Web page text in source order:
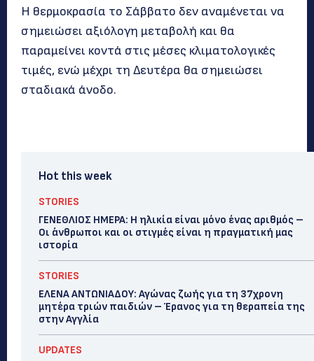
Η θερμοκρασία το Σάββατο δεν αναμένεται να
σημειώσει αξιόλογη μεταβολή και θα
παραμείνει κοντά στις μέσες κλιματολογικές
τιμές, ενώ μέχρι τη Δευτέρα θα σημειώσει
σταδιακά άνοδο.
Hot this week
STORIES
ΓΕΝΕΘΛΙΟΣ ΗΜΕΡΑ: Η ηλικία είναι μόνο ένας αριθμός –
Οι άνθρωποι και οι στιγμές είναι η πραγματική μας
ιστορία
STORIES
ΕΛΕΝΑ ΑΝΤΩΝΙΑΔΟΥ: Αγώνας ζωής για τη 37χρονη
μητέρα τριών παιδιών – Έρανος για τη θεραπεία της
στην Αγγλία
UPDATES